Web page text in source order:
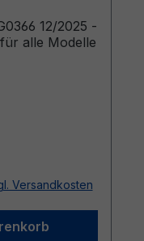
2025 -
alle Modelle
Versandkosten